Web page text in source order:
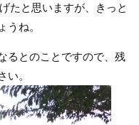
たと思いますが、きっと
ね。
るとのことですので、残
。